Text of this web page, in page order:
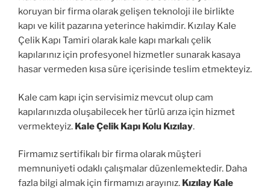
koruyan bir firma olarak gelişen teknoloji ile birlikte
kapı ve kilit pazarına yeterince hakimdir. Kızılay Kale
Çelik Kapı Tamiri olarak kale kapı markalı çelik
kapılarınız için profesyonel hizmetler sunarak kasaya
hasar vermeden kısa süre içerisinde teslim etmekteyiz.
Kale cam kapı için servisimiz mevcut olup cam
kapılarınızda oluşabilecek her türlü arıza için hizmet
vermekteyiz. Kale Çelik Kapı Kolu Kızılay.
Firmamız sertifikalı bir firma olarak müşteri
memnuniyeti odaklı çalışmalar düzenlemektedir. Daha
fazla bilgi almak için firmamızı arayınız. Kızılay Kale